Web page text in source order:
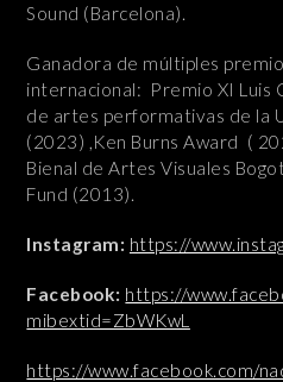
Sound (Barcelona).
Ganadora de múltiples
internacional: Premio XI Luis
de artes performativas de la
(2023) ,Ken Burns Award (
Bienal de Artes Visuales
Fund (2013).
Instagram: https://
Facebook: https://
mibextid=ZbWKwL
https://www.facebook.com/